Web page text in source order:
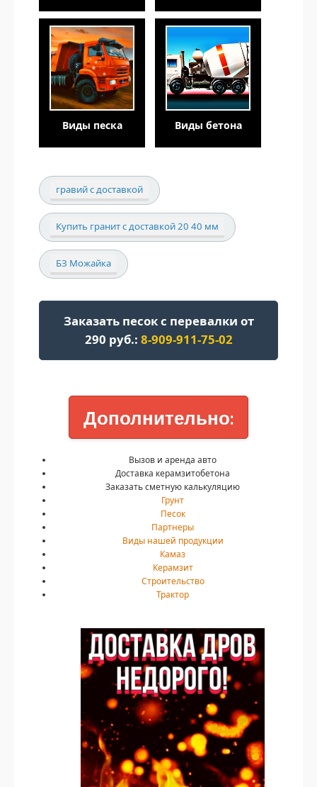
Виды песка Виды бетона
гравий с доставкой
Купить гранит с доставкой 20 40 мм
БЗ Можайка
Заказать песок с перевалки от
290 руб.: 8-909-911-75-02
Дополнительно:
Вызов и аренда авто
Доставка керамзитобетона
Заказать сметную калькуляцию
Грунт
Песок
Партнеры
Виды нашей продукции
Камаз
Керамзит
Строительство
Трактор